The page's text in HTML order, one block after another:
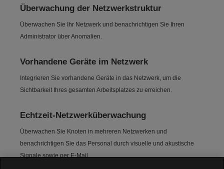
Überwachung der Netzwerkstruktur
Überwachen Sie Ihr Netzwerk und benachrichtigen Sie Ihren
Administrator über Anomalien.
Vorhandene Geräte im Netzwerk
Integrieren Sie vorhandene Geräte in das Netzwerk, um die
Sichtbarkeit Ihres gesamten Arbeitsplatzes zu erreichen.
Echtzeit-Netzwerküberwachung
Überwachen Sie Knoten in mehreren Netzwerken und
benachrichtigen Sie das Personal durch visuelle und akustische
Signale sowie per E-Mail